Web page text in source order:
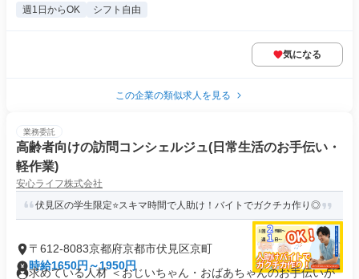
週1日からOK シフト自由
気になる
この企業の類似求人を見る
業務委託
高齢者向けの訪問コンシェルジュ(日常生活のお手伝い・
軽作業)
安心ライフ株式会社
伏見区の学生限定⭐スキマ時間で人助け！バイトでガクチカ作り◎
〒612-8083京都府京都市伏見区京町
時給1650円～1950円
求めている人材 ＜おじいちゃん・おばあちゃんのお手伝いが